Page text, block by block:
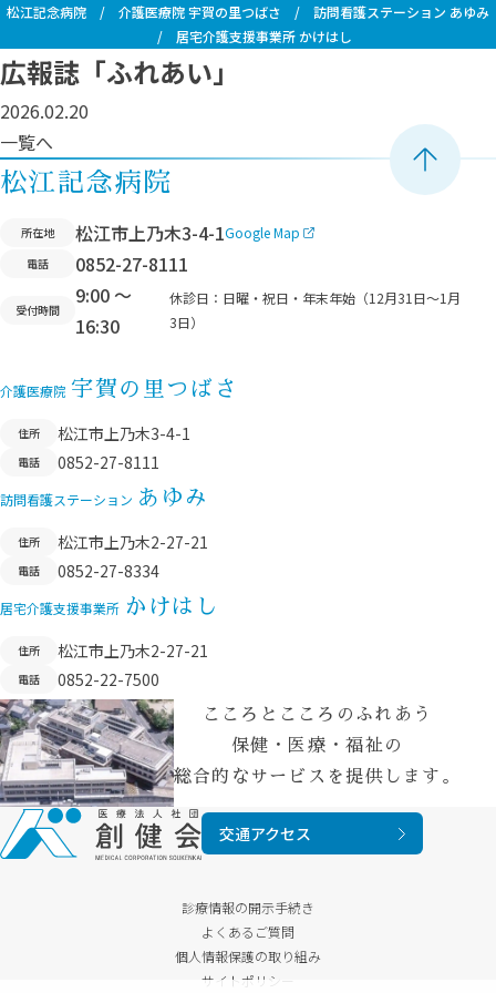
松江記念病院 / 介護医療院 宇賀の里つばさ / 訪問看護ステーション あゆみ
/ 居宅介護支援事業所 かけはし
広報誌「ふれあい」
2026.02.20
一覧へ
ペ
ッ
松江記念病院
所在地 松江市上乃木3-4-1Google Map
電話 0852-27-8111
受付時間
9:00 ～
16:30
休診日： 日曜・祝日・年末年始（12月31日〜1月
3日）
介護医療院 宇賀の里つばさ
住所 松江市上乃木3-4-1
電話 0852-27-8111
訪問看護ステーション あゆみ
住所 松江市上乃木2-27-21
電話 0852-27-8334
居宅介護支援事業所 かけはし
住所 松江市上乃木2-27-21
電話 0852-22-7500
こころとこころのふれあう
保健・医療・福祉の
総合的なサービスを提供します。
交通アクセス
診療情報の開示手続き
よくあるご質問
個人情報保護の取り組み
サイトポリシー